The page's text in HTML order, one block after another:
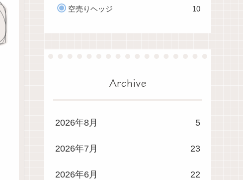
空売りヘッジ 10
Archive
2026年8月 5
2026年7月 23
2026年6月 22